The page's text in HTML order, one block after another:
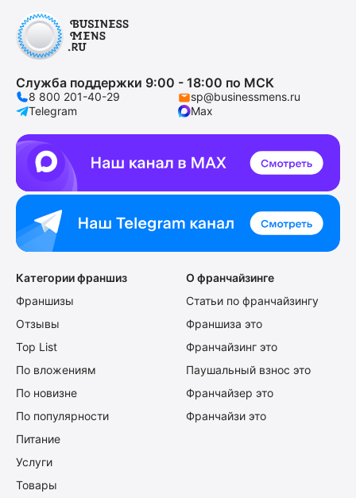
Служба поддержки 9:00 - 18:00 по МСК
8 800 201-40-29
sp@businessmens.ru
Telegram
Max
Категории франшиз
Франшизы
Отзывы
Top List
По вложениям
По новизне
По популярности
Питание
Услуги
Товары
О франчайзинге
Статьи по франчайзингу
Франшиза это
Франчайзинг это
Паушальный взнос это
Франчайзер это
Франчайзи это